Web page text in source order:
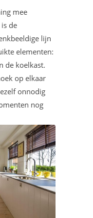
mee
de
lijn
elementen:
de koelkast.
op elkaar
onnodig
nog